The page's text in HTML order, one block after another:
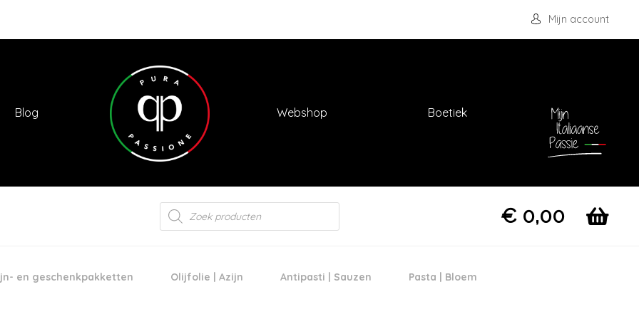
Mijn account
Blog Webshop Boetiek
Products
search € 0,00
en geschenkpakketten Olijfolie | Azijn Antipasti | Sauzen Pasta | Bloem